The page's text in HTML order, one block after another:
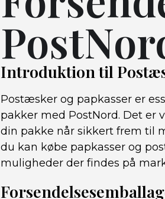
Introduktion til
Postæsker og papkasser er
pakker med PostNord. Det
din pakke når sikkert frem til
du kan købe papkasser og
muligheder der findes på